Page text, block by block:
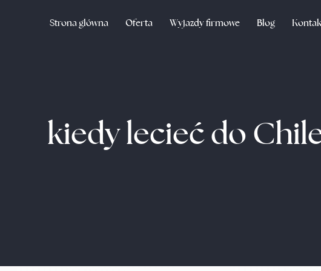
Strona główna Oferta Wyjazdy firmowe Blog
kiedy lecieć do